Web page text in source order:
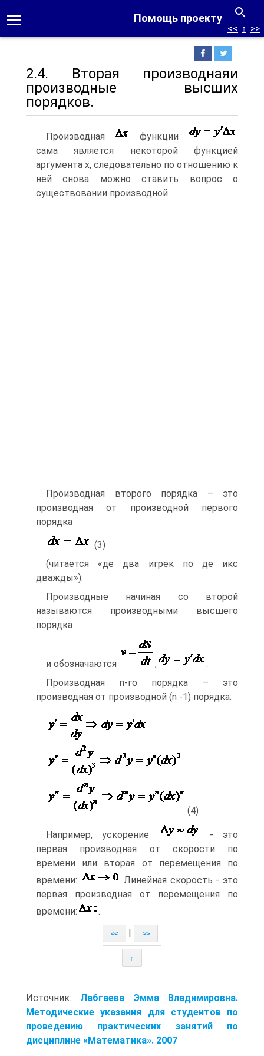
Помощь проекту
<< ↑ >>
2.4. Вторая производнаяи
производные высших
порядков.
Производная
функции
cама является некоторой функцией
аргумента x, следовательно по отношению к
ней снова можно ставить вопрос о
существовании производной.
Производная второго порядка – это
производная от производной первого
порядка
(3)
(читается «де два игрек по де икс
дважды»).
Производные начиная со второй
называются производными высшего
порядка
и обозначаются ,
.
Производная n-го порядка – это
производная от производной (n -1) порядка:
(4)
Например, ускорение
- это
первая производная от скорости по
времени или вторая от перемещения по
времени:
Линейная скорость - это
первая производная от перемещения по
времени:
.
<< >>
↑
Источник: Лабгаева Эмма Владимировна.
Методические указания для студентов по
проведению практических занятий по
дисциплине «Математика». 2007